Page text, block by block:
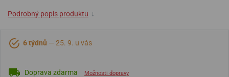
Podrobný popis produktu ↓
6 týdnů — 25. 9. u vás
Doprava zdarma Možnosti dopravy